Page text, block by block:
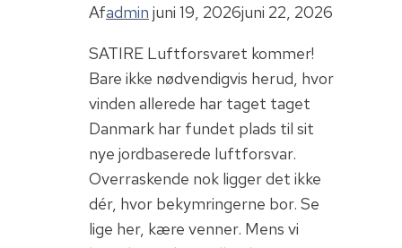
Afadmin juni 19, 2026juni 22, 2026
SATIRE Luftforsvaret kommer!
Bare ikke nødvendigvis herud, hvor
vinden allerede har taget taget
Danmark har fundet plads til sit
nye jordbaserede luftforsvar.
Overraskende nok ligger det ikke
dér, hvor bekymringerne bor. Se
lige her, kære venner. Mens vi